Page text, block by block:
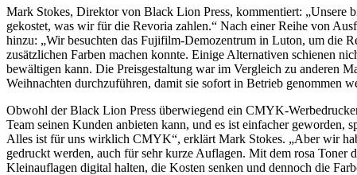
Mark Stokes, Direktor von Black Lion Press, kommentiert: „Unsere
gekostet, was wir für die Revoria zahlen.“ Nach einer Reihe von
hinzu: „Wir besuchten das Fujifilm-Demozentrum in Luton, um die
zusätzlichen Farben machen konnte. Einige Alternativen schienen
bewältigen kann. Die Preisgestaltung war im Vergleich zu anderen
Weihnachten durchzuführen, damit sie sofort in Betrieb genommen
Obwohl der Black Lion Press überwiegend ein CMYK-
Team seinen Kunden anbieten kann, und es ist einfacher
Alles ist für uns wirklich CMYK“, erklärt Mark Stokes. „Aber wir
gedruckt werden, auch für sehr kurze Auflagen. Mit dem rosa Toner
Kleinauflagen digital halten, die Kosten senken und dennoch die